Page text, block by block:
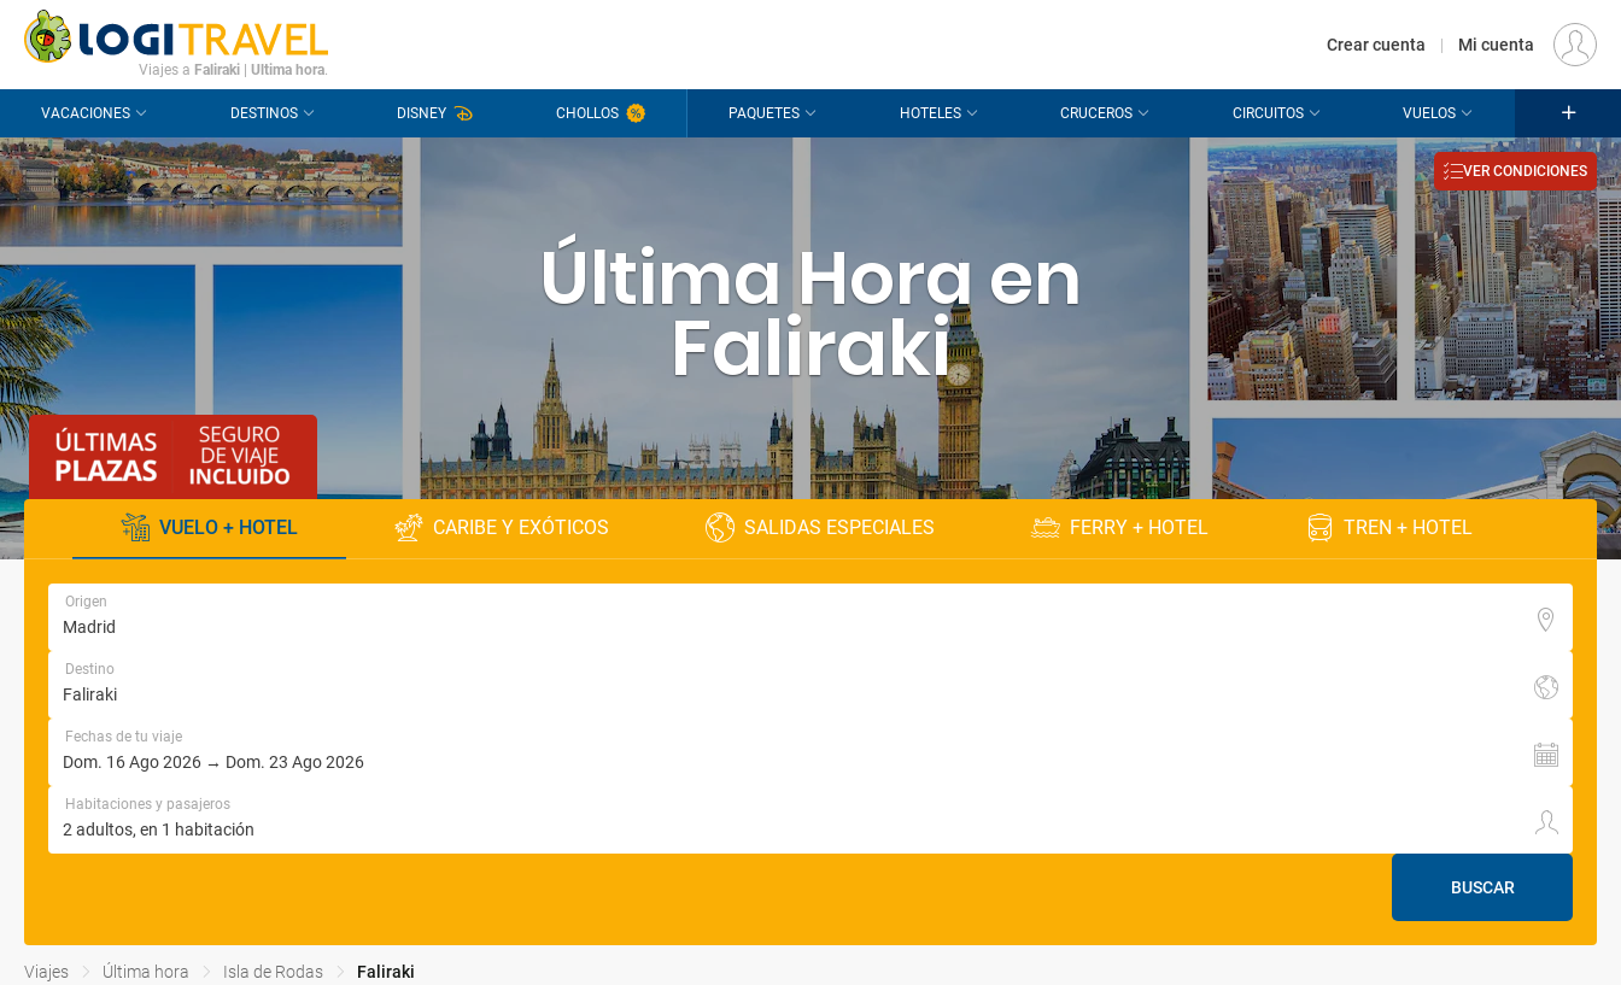
CONTACTO PREGUNTAS FRECUENTES EUR
Viajes a Faliraki| Ultima hora.
Crear cuenta | Mi cuenta
VACACIONES DESTINOS DISNEY CHOLLOS PAQUETES HOTELES CRUCEROS CIRCUITOS VUELOS
Última Hora en
Faliraki
VER CONDICIONES
VUELO + HOTEL CARIBE Y EXÓTICOS SALIDAS ESPECIALES FERRY + HOTEL TREN + HOTEL
Origen
Destino
Fechas de tu viaje
Habitaciones y pasajeros
BUSCAR
Viajes Última hora Isla de Rodas Faliraki